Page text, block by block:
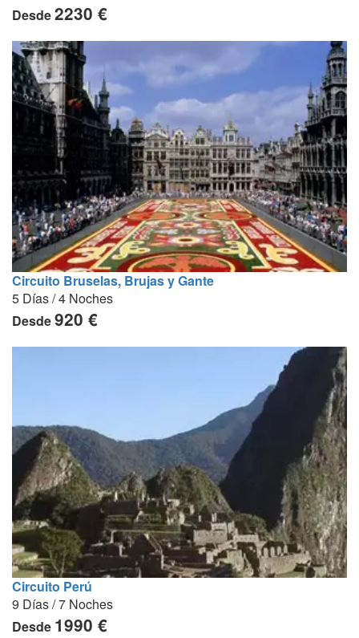
Desde2230 €
Circuito Bruselas, Brujas y Gante
5 Días / 4 Noches
Desde920 €
Circuito Perú
9 Días / 7 Noches
Desde 1990 €